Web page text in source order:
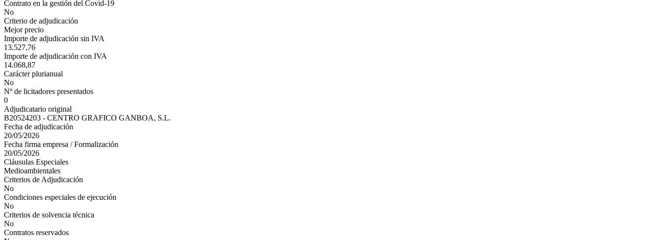
Contrato en la gestión del Covid-19
No
Criterio de adjudicación
Mejor precio
Importe de adjudicación sin IVA
13.527,76
Importe de adjudicación con IVA
14.068,87
Carácter plurianual
No
Nº de licitadores presentados
0
Adjudicatario original
B20524203 - CENTRO GRAFICO GANBOA, S.L.
Fecha de adjudicación
20/05/2026
Fecha firma empresa / Formalización
20/05/2026
Cláusulas Especiales
Medioambientales
Criterios de Adjudicación
No
Condiciones especiales de ejecución
No
Criterios de solvencia técnica
No
Contratos reservados